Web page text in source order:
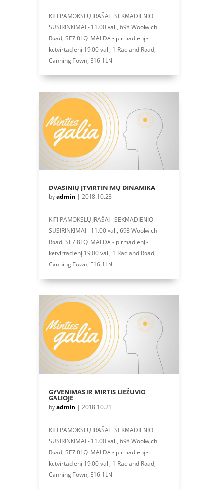
KITI PAMOKSLŲ ĮRAŠAI SEKMADIENIO
SUSIRINKIMAI - 11.00 val., 698 Woolwich
Road, SE7 8LQ MALDA - pirmadienį -
ketvirtadienį 19.00 val., 1 Radland Road,
Canning Town, E16 1LN
DVASINIŲ ĮTVIRTINIMŲ DINAMIKA
byadmin | 2018.10.28
KITI PAMOKSLŲ ĮRAŠAI SEKMADIENIO
SUSIRINKIMAI - 11.00 val., 698 Woolwich
Road, SE7 8LQ MALDA - pirmadienį -
ketvirtadienį 19.00 val., 1 Radland Road,
Canning Town, E16 1LN
GYVENIMAS IR MIRTIS LIEŽUVIO
GALIOJE
byadmin | 2018.10.21
KITI PAMOKSLŲ ĮRAŠAI SEKMADIENIO
SUSIRINKIMAI - 11.00 val., 698 Woolwich
Road, SE7 8LQ MALDA - pirmadienį -
ketvirtadienį 19.00 val., 1 Radland Road,
Canning Town, E16 1LN